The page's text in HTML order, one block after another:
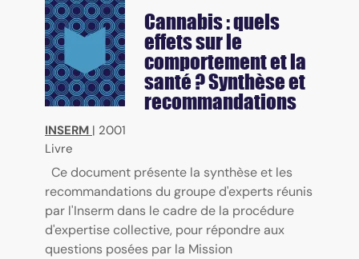
Cannabis : quels
effets sur le
comportement et la
santé ? Synthèse et
recommandations
INSERM | 2001
Livre
Ce document présente la synthèse et les
recommandations du groupe d'experts réunis
par l'Inserm dans le cadre de la procédure
d'expertise collective, pour répondre aux
questions posées par la Mission